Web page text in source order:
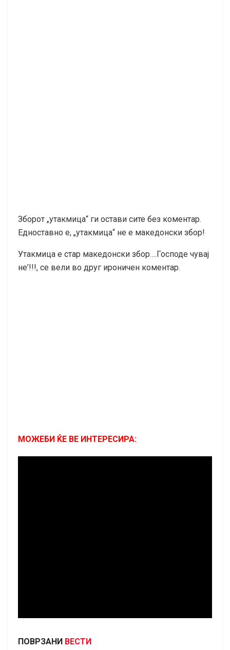
Зборот „утакмица“ ги остави сите без коментар.
Едноставно е, „утакмица“ не е македонски збор!
Утакмица е стар македонски збор….Господе чувај
не’!!!, се вели во друг ироничен коментар.
МОЖЕБИ ЌЕ ВЕ ИНТЕРЕСИРА:
ПОВРЗАНИ ВЕСТИ